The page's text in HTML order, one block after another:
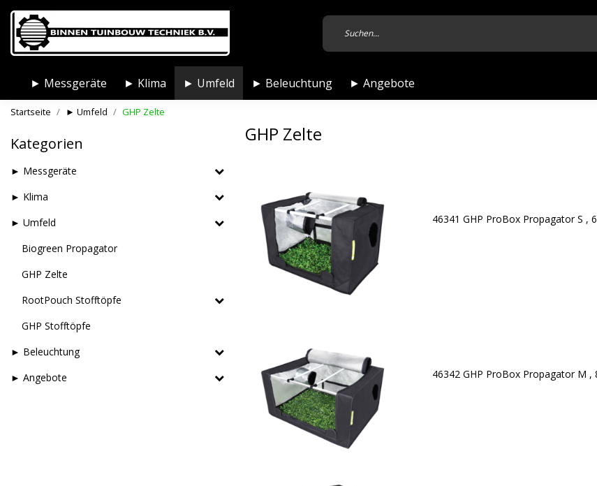
► Messgeräte ► Klima ► Umfeld ► Beleuchtung ► Angebote
Startseite ► Umfeld GHP Zelte
Kategorien
► Messgeräte
► Klima
► Umfeld
Biogreen Propagator
GHP Zelte
RootPouch Stofftöpfe
GHP Stofftöpfe
► Beleuchtung
► Angebote
GHP Zelte
46341 GHP ProBox Propagator S ,
46342 GHP ProBox Propagator M ,